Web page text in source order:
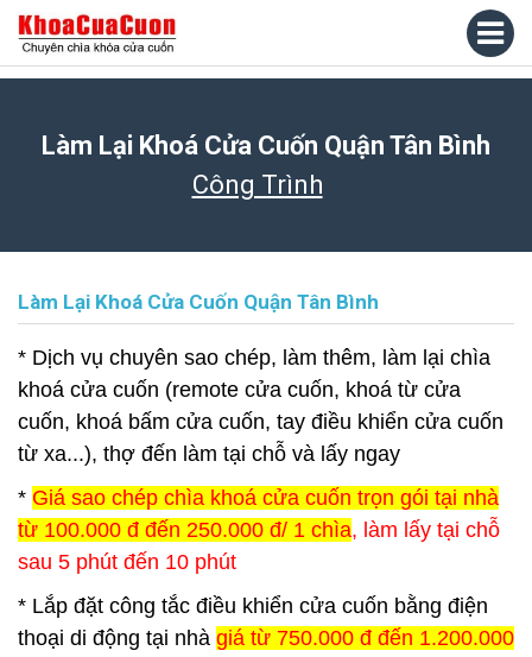
Làm Lại Khoá Cửa Cuốn Quận Tân Bình
Công Trình
Làm Lại Khoá Cửa Cuốn Quận Tân Bình
* Dịch vụ chuyên sao chép, làm thêm, làm lại chìa
khoá cửa cuốn (remote cửa cuốn, khoá từ cửa
cuốn, khoá bấm cửa cuốn, tay điều khiển cửa cuốn
từ xa...), thợ đến làm tại chỗ và lấy ngay
* Giá sao chép chìa khoá cửa cuốn trọn gói tại nhà
từ 100.000 đ đến 250.000 đ/ 1 chìa, làm lấy tại chỗ
sau 5 phút đến 10 phút
* Lắp đặt công tắc điều khiển cửa cuốn bằng điện
thoại di động tại nhà giá từ 750.000 đ đến 1.200.000